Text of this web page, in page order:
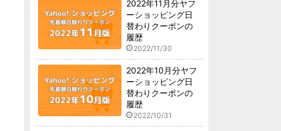
2022年11月分ヤフ
ーショッピング日
替わりクーポンの
履歴
2022/11/30
2022年10月分ヤフ
ーショッピング日
替わりクーポンの
履歴
2022/10/31